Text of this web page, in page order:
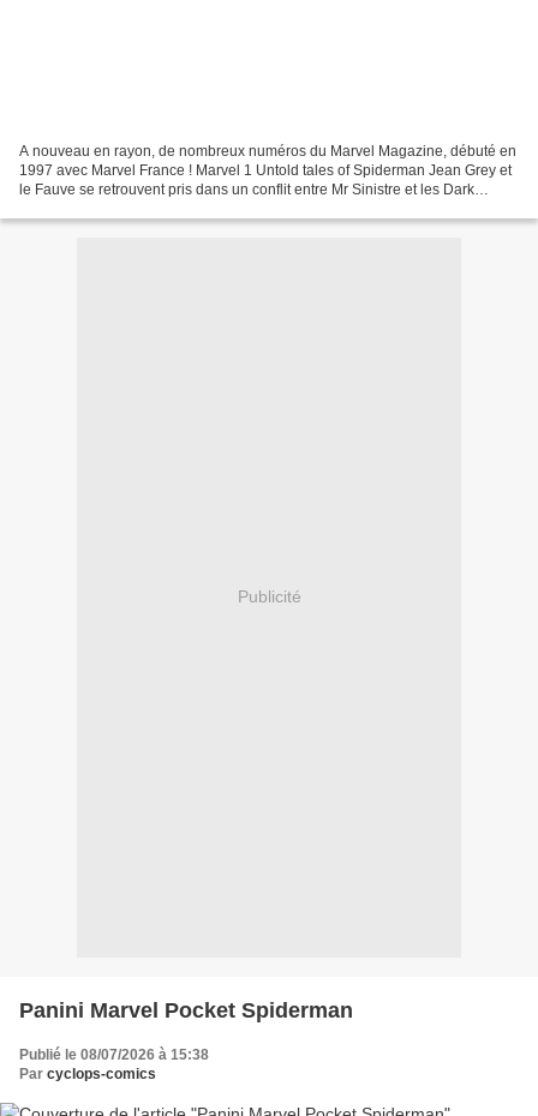
A nouveau en rayon, de nombreux numéros du Marvel Magazine, débuté en
1997 avec Marvel France ! Marvel 1 Untold tales of Spiderman Jean Grey et
le Fauve se retrouvent pris dans un conflit entre Mr Sinistre et les Dark
Publicité
Panini Marvel Pocket Spiderman
Publié le 08/07/2026 à 15:38
Par cyclops-comics